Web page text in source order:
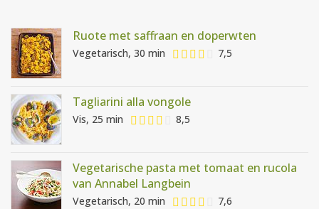
Ruote met saffraan en doperwten
Vegetarisch, 30 min 7,5
Tagliarini alla vongole
Vis, 25 min 8,5
Vegetarische pasta met tomaat en rucola
van Annabel Langbein
Vegetarisch, 20 min 7,6